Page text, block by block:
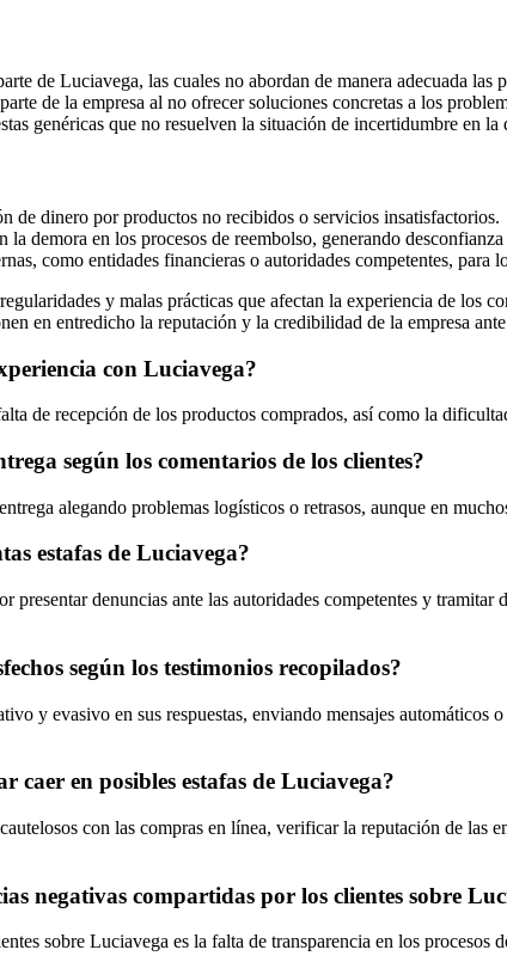
de Luciavega, las cuales no abordan de manera adecuada las
de la empresa al no ofrecer soluciones concretas a los
genéricas que no resuelven la situación de incertidumbre en la
de dinero por productos no recibidos o servicios insatisfactorios.
demora en los procesos de reembolso, generando
como entidades financieras o autoridades competentes, para
y malas prácticas que afectan la experiencia de los
en entredicho la reputación y la credibilidad de la empresa
con Luciavega?
de recepción de los productos comprados, así como la
según los comentarios de los clientes?
alegando problemas logísticos o retrasos, aunque en
estafas de Luciavega?
denuncias ante las autoridades competentes y
según los testimonios recopilados?
y evasivo en sus respuestas, enviando mensajes automáticos
caer en posibles estafas de Luciavega?
con las compras en línea, verificar la reputación de las
negativas compartidas por los clientes sobre
sobre Luciavega es la falta de transparencia en los procesos